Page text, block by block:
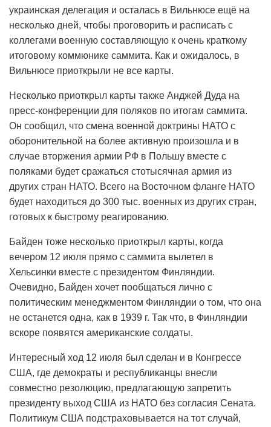
украинская делегация и осталась в Вильнюсе ещё на
несколько дней, чтобы проговорить и расписать с
коллегами военную составляющую к очень краткому
итоговому коммюнике саммита. Как и ожидалось, в
Вильнюсе приоткрыли не все карты.
Несколько приоткрыл карты также Анджей Дуда на
пресс-конференции для поляков по итогам саммита.
Он сообщил, что смена военной доктрины НАТО с
оборонительной на более активную произошла и в
случае вторжения армии РФ в Польшу вместе с
поляками будет сражаться стотысячная армия из
других стран НАТО. Всего на Восточном фланге НАТО
будет находиться до 300 тыс. военных из других стран,
готовых к быстрому реагированию.
Байден тоже несколько приоткрыл карты, когда
вечером 12 июля прямо с саммита вылетел в
Хельсинки вместе с президентом Финляндии.
Очевидно, Байден хочет пообщаться лично с
политическим менеджментом Финляндии о том, что она
не останется одна, как в 1939 г. Так что, в Финляндии
вскоре появятся американские солдаты.
Интересный ход 12 июля был сделан и в Конгрессе
США, где демократы и республиканцы внесли
совместно резолюцию, предлагающую запретить
президенту выход США из НАТО без согласия Сената.
Политикум США подстраховывается на тот случай,